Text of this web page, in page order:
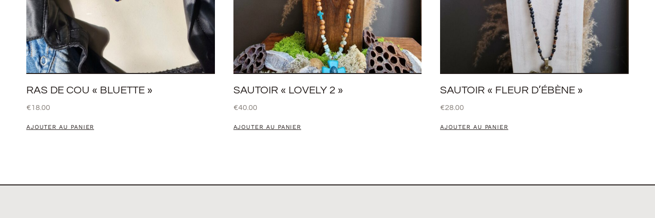
RAS DE COU « BLUETTE »
€18.00
AJOUTER AU PANIER
SAUTOIR « LOVELY 2 »
€40.00
AJOUTER AU PANIER
SAUTOIR « FLEUR D’ÉBÈNE »
€28.00
AJOUTER AU PANIER